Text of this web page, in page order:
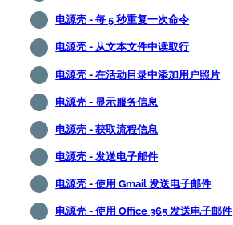
电源壳 - 每 5 秒重复一次命令
电源壳 - 从文本文件中读取行
电源壳 - 在活动目录中添加用户照片
电源壳 - 显示服务信息
电源壳 - 获取流程信息
电源壳 - 发送电子邮件
电源壳 - 使用 Gmail 发送电子邮件
电源壳 - 使用 Office 365 发送电子邮件